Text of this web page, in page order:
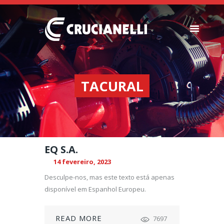
TACURAL
SEMEADORES
ESPALHADORES DE
FERTILIZANTES
INSTITUCIONAL
CONCESIONARIOS
NOVEDADES
NOSSA EMPRESA
CONTACTO
EQ S.A.
14 fevereiro, 2023
Desculpe-nos, mas este texto está apenas
disponível em Espanhol Europeu.
READ MORE 7697